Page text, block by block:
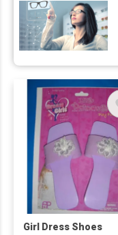
Girl Dress Shoes